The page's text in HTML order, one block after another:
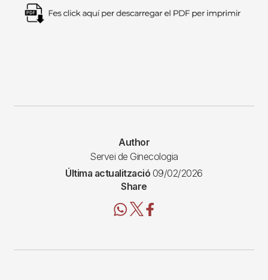
Imagen
Author
Servei de Ginecologia
Última actualització 09/02/2026
Share